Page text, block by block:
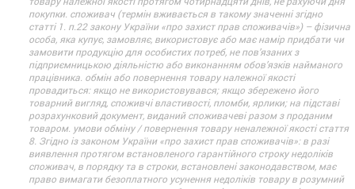
покупки. споживач (термін вживається в такому значенні згідно
статті 1. п.22 закону України «про захист прав споживачів») – фізична
особа, яка купує, замовляє, використовує або має намір придбати чи
замовити продукцію для особистих потреб, не пов’язаних з
підприємницькою діяльністю або виконанням обов’язків найманого
працівника. обмін або повернення товару належної якості
провадиться: якщо не використовувався; якщо збережено його
товарний вигляд, споживчі властивості, пломби, ярлики; на підставі
розрахунковий документ, виданий споживачеві разом з проданим
товаром. умови обміну / повернення товару неналежної якості стаття
8. Згідно із законом України «про захист прав споживачів»: в разі
виявлення протягом встановленого гарантійного строку недоліків
споживач, в порядку та в строки, встановлені законодавством, має
право вимагати безоплатного усунення недоліків товару в розумний